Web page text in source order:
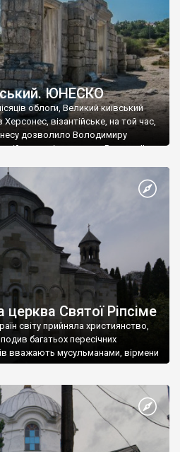
ЮНЕСКО
облоги, Великий київський
візантійське, на той час,
дозволило Володимиру
імператору Василю ІІ, та
став Василем-християнином.
На честь Херсонесу Таврійського
Святої Ріпсіме
світу прийняла християнство,
багатьох пересічних
вважають мусульманами, вірмени